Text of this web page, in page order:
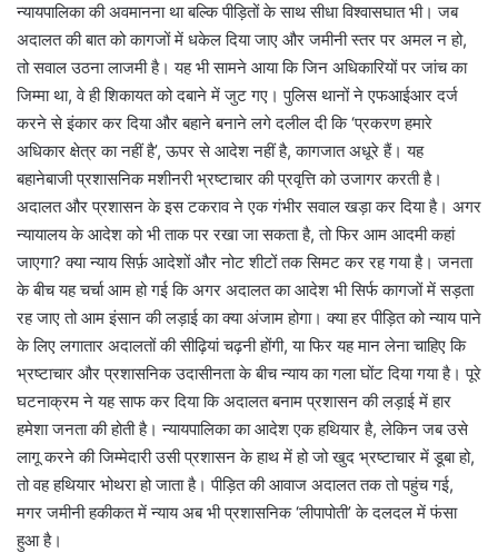
न्यायपालिका की अवमानना था बल्कि पीड़ितों के साथ सीधा विश्वासघात भी। जब
अदालत की बात को कागजों में धकेल दिया जाए और जमीनी स्तर पर अमल न हो,
तो सवाल उठना लाजमी है। यह भी सामने आया कि जिन अधिकारियों पर जांच का
जिम्मा था, वे ही शिकायत को दबाने में जुट गए। पुलिस थानों ने एफआईआर दर्ज
करने से इंकार कर दिया और बहाने बनाने लगे दलील दी कि ‘प्रकरण हमारे
अधिकार क्षेत्र का नहीं है’, ऊपर से आदेश नहीं है, कागजात अधूरे हैं। यह
बहानेबाजी प्रशासनिक मशीनरी भ्रष्टाचार की प्रवृत्ति को उजागर करती है।
अदालत और प्रशासन के इस टकराव ने एक गंभीर सवाल खड़ा कर दिया है। अगर
न्यायालय के आदेश को भी ताक पर रखा जा सकता है, तो फिर आम आदमी कहां
जाएगा? क्या न्याय सिर्फ़ आदेशों और नोट शीटों तक सिमट कर रह गया है। जनता
के बीच यह चर्चा आम हो गई कि अगर अदालत का आदेश भी सिर्फ कागजों में सड़ता
रह जाए तो आम इंसान की लड़ाई का क्या अंजाम होगा। क्या हर पीड़ित को न्याय पाने
के लिए लगातार अदालतों की सीढ़ियां चढ़नी होंगी, या फिर यह मान लेना चाहिए कि
भ्रष्टाचार और प्रशासनिक उदासीनता के बीच न्याय का गला घोंट दिया गया है। पूरे
घटनाक्रम ने यह साफ कर दिया कि अदालत बनाम प्रशासन की लड़ाई में हार
हमेशा जनता की होती है। न्यायपालिका का आदेश एक हथियार है, लेकिन जब उसे
लागू करने की जिम्मेदारी उसी प्रशासन के हाथ में हो जो खुद भ्रष्टाचार में डूबा हो,
तो वह हथियार भोथरा हो जाता है। पीड़ित की आवाज अदालत तक तो पहुंच गई,
मगर जमीनी हकीकत में न्याय अब भी प्रशासनिक ‘लीपापोती’ के दलदल में फंसा
हुआ है।